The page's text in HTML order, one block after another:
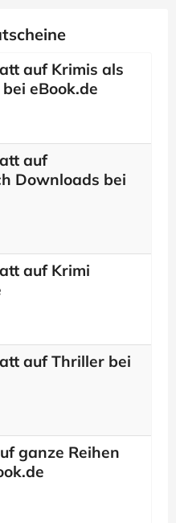
auf Krimis als
eBook.de
auf
Downloads bei
auf Krimi
auf Thriller bei
ganze Reihen